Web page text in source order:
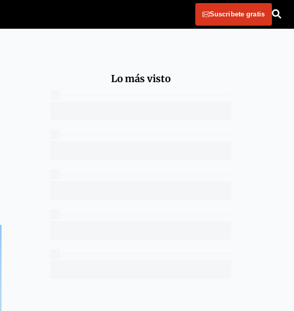
Suscribete gratis
Lo más visto